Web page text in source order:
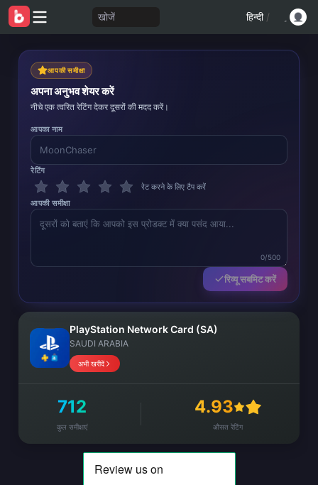
खोजें हिन्दी /
आपकी समीक्षा
अपना अनुभव शेयर करें
नीचे एक त्वरित रेटिंग देकर दूसरों की मदद करें।
आपका नाम
रेटिंग
रेट करने के लिए टैप करें
आपकी समीक्षा
0/500
रिव्यू सबमिट करें
PlayStation Network Card (SA)
SAUDI ARABIA
अभी खरीदें
712
कुल समीक्षाएं
4.93
औसत रेटिंग